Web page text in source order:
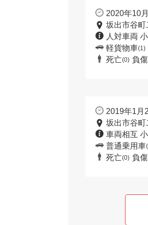
2020年10
坂出市谷町
人対車両
軽貨物車(1)
死亡(0) 負傷
2019年1月
坂出市谷町
車両相互
普通乗用車
死亡(0) 負傷